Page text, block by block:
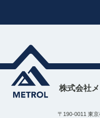
株式会社
〒190-0011 東